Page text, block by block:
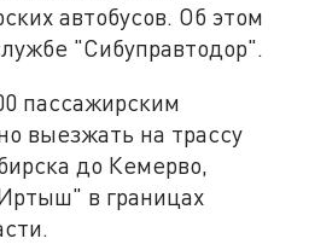
автобусов. Об этом
"Сибуправтодор".
пассажирским
выезжать на трассу
до Кемерво,
в границах